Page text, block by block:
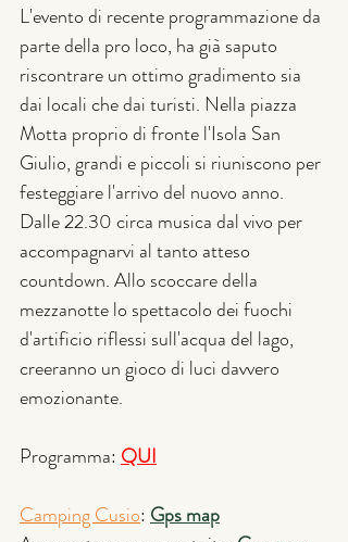
L'evento di recente programmazione da
parte della pro loco, ha già saputo
riscontrare un ottimo gradimento sia
dai locali che dai turisti. Nella piazza
Motta proprio di fronte l'Isola San
Giulio, grandi e piccoli si riuniscono per
festeggiare l'arrivo del nuovo anno.
Dalle 22.30 circa musica dal vivo per
accompagnarvi al tanto atteso
countdown. Allo scoccare della
mezzanotte lo spettacolo dei fuochi
d'artificio riflessi sull'acqua del lago,
creeranno un gioco di luci davvero
emozionante.
Programma: QUI
Camping Cusio: Gps map